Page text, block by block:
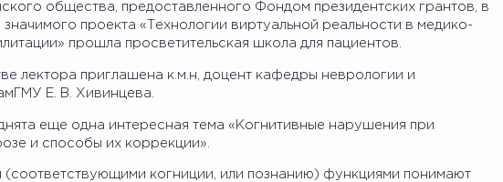
общества, предоставленного Фондом президентских грантов, в
проекта «Технологии виртуальной реальности в медико-
прошла просветительская школа для пациентов.
лектора приглашена к.м.н, доцент кафедры неврологии и
Е. В. Хивинцева.
еще одна интересная тема «Когнитивные нарушения при
и способы их коррекции».
(соответствующими когниции, или познанию) функциями понимают